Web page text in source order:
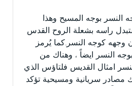
النسر بوجه المسيح وهذا
راسه بشعلة الروح القدس
وجهه كوجه النسر.كما يُرمز
بوجه النسر ايضاً ، وهناك من
امثال القديس فلتاؤس الذي
مصادر سريانية ومسيحية تؤكد